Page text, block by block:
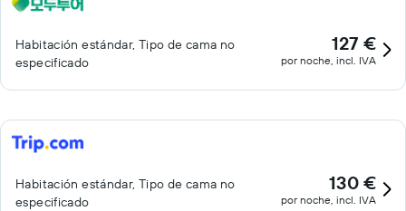
Habitación estándar, Tipo de cama no
especificado
127 €
por noche, incl. IVA
Habitación estándar, Tipo de cama no
especificado
130 €
por noche, incl. IVA